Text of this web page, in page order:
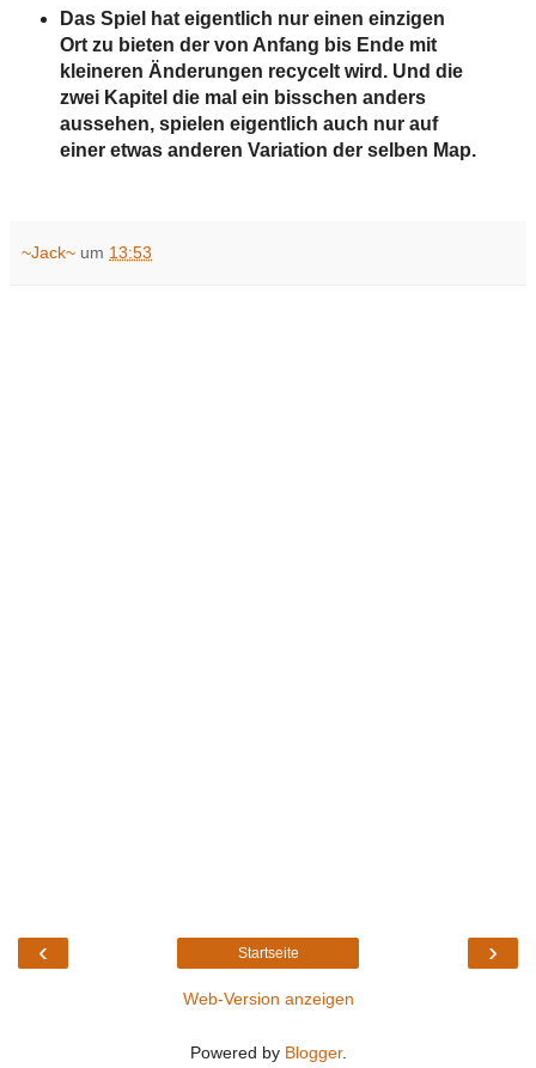
Das Spiel hat eigentlich nur einen einzigen
Ort zu bieten der von Anfang bis Ende mit
kleineren Änderungen recycelt wird. Und die
zwei Kapitel die mal ein bisschen anders
aussehen, spielen eigentlich auch nur auf
einer etwas anderen Variation der selben Map.
~Jack~ um 13:53
‹ ›
Startseite
Web-Version anzeigen
Powered by Blogger.